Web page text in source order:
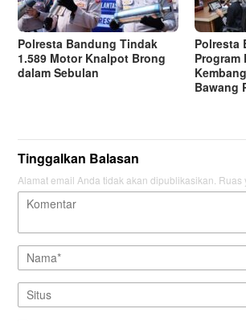
Polresta Bandung Tindak
1.589 Motor Knalpot Brong
dalam Sebulan
Polresta
Program
Bawang
Tinggalkan Balasan
Alamat email Anda tidak akan dipublikasikan. Ruas